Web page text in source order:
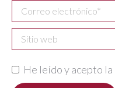
Correo electrónico *
Sitio web
He leído y acepto la